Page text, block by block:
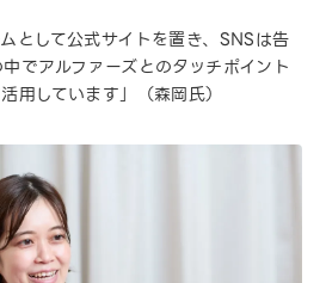
として公式サイトを置き、SNSは告
でアルファーズとのタッチポイント
用しています」（森岡氏）